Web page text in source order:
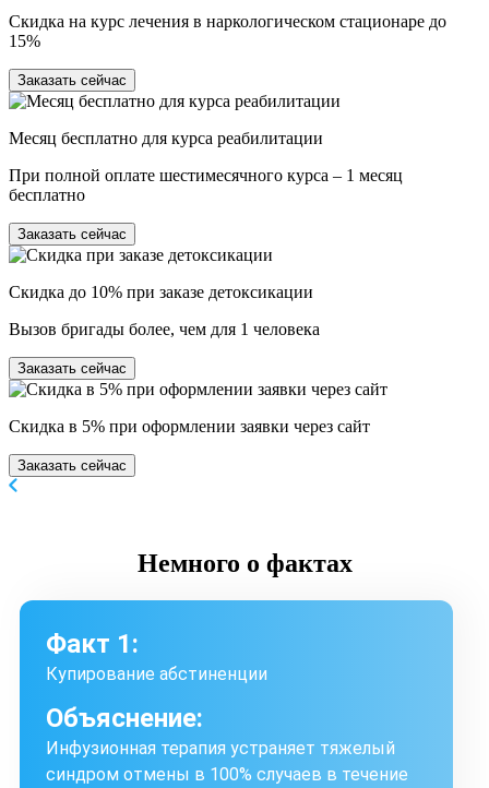
Скидка на курс лечения в наркологическом стационаре до
15%
Заказать сейчас
Месяц бесплатно для курса реабилитации
При полной оплате шестимесячного курса – 1 месяц
бесплатно
Заказать сейчас
Скидка до 10% при заказе детоксикации
Вызов бригады более, чем для 1 человека
Заказать сейчас
Скидка в 5% при оформлении заявки через сайт
Заказать сейчас
Немного о фактах
Факт 1:
Купирование абстиненции
Объяснение:
Инфузионная терапия устраняет тяжелый
синдром отмены в 100% случаев в течение